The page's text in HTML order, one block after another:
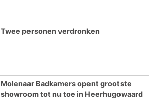
Twee personen verdronken
Molenaar Badkamers opent grootste
showroom tot nu toe in Heerhugowaard